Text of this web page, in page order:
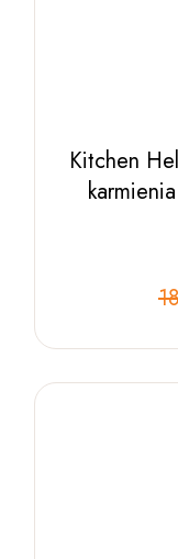
Kitchen